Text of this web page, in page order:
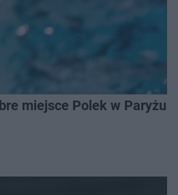
miejsce Polek w Paryżu